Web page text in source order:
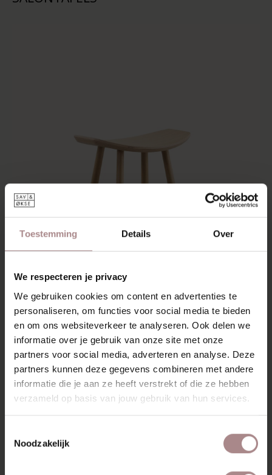
Toestemming Details Over
We respecteren je privacy
We gebruiken cookies om content en advertenties te
personaliseren, om functies voor social media te bieden
en om ons websiteverkeer te analyseren. Ook delen we
informatie over je gebruik van onze site met onze
partners voor social media, adverteren en analyse. Deze
partners kunnen deze gegevens combineren met andere
informatie die je aan ze heeft verstrekt of die ze hebben
verzameld op basis van jouw gebruik van hun services.
Noodzakelijk
KRUKKEN